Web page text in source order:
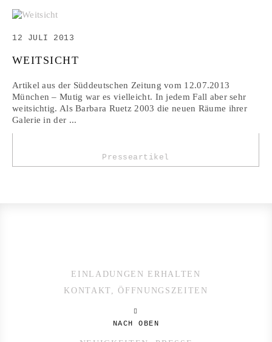
12 JULI 2013
WEITSICHT
Artikel aus der Süddeutschen Zeitung vom 12.07.2013
München – Mutig war es vielleicht. In jedem Fall aber sehr
weitsichtig. Als Barbara Ruetz 2003 die neuen Räume ihrer
Galerie in der ...
Presseartikel
EINLADUNGEN ERHALTEN
KONTAKT, ÖFFNUNGSZEITEN
NACH OBEN